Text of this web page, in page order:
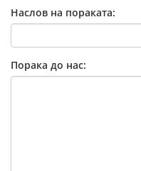
Наслов на пораката:
Порака до нас: